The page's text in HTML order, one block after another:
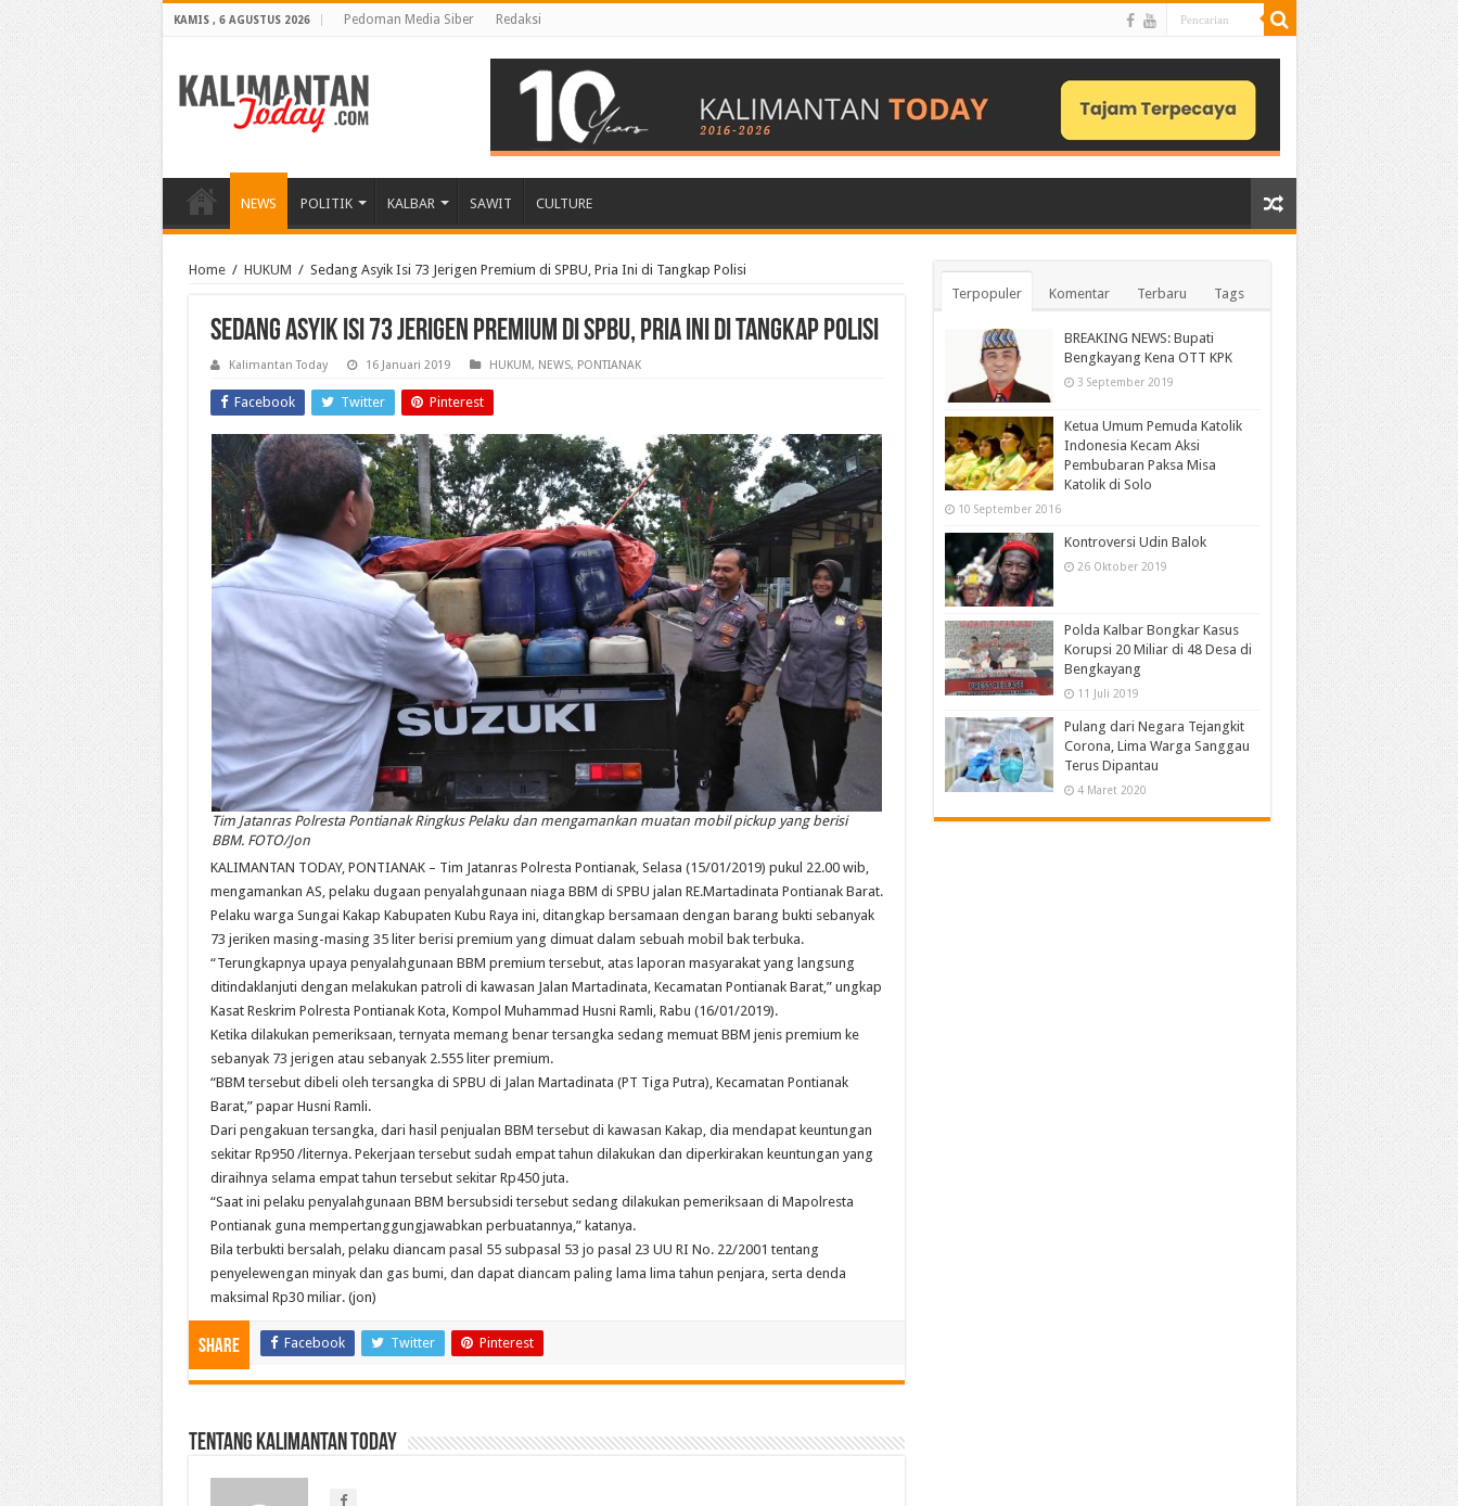
KAMIS , 6 AGUSTUS 2026 Pedoman Media Siber Redaksi
NEWS POLITIK KALBAR SAWIT CULTURE
Home / HUKUM / Sedang Asyik Isi 73 Jerigen Premium di SPBU, Pria Ini di Tangkap Polisi
Sedang Asyik Isi 73 Jerigen Premium di SPBU, Pria Ini di Tangkap Polisi
Kalimantan Today 16 Januari 2019 HUKUM, NEWS, PONTIANAK
Facebook Twitter Pinterest
Tim Jatanras Polresta Pontianak Ringkus Pelaku dan mengamankan muatan mobil pickup yang berisi
BBM. FOTO/Jon
KALIMANTAN TODAY, PONTIANAK – Tim Jatanras Polresta Pontianak, Selasa (15/01/2019) pukul 22.00 wib,
mengamankan AS, pelaku dugaan penyalahgunaan niaga BBM di SPBU jalan RE.Martadinata Pontianak Barat.
Pelaku warga Sungai Kakap Kabupaten Kubu Raya ini, ditangkap bersamaan dengan barang bukti sebanyak
73 jeriken masing-masing 35 liter berisi premium yang dimuat dalam sebuah mobil bak terbuka.
“Terungkapnya upaya penyalahgunaan BBM premium tersebut, atas laporan masyarakat yang langsung
ditindaklanjuti dengan melakukan patroli di kawasan Jalan Martadinata, Kecamatan Pontianak Barat,” ungkap
Kasat Reskrim Polresta Pontianak Kota, Kompol Muhammad Husni Ramli, Rabu (16/01/2019).
Ketika dilakukan pemeriksaan, ternyata memang benar tersangka sedang memuat BBM jenis premium ke
sebanyak 73 jerigen atau sebanyak 2.555 liter premium.
“BBM tersebut dibeli oleh tersangka di SPBU di Jalan Martadinata (PT Tiga Putra), Kecamatan Pontianak
Barat,” papar Husni Ramli.
Dari pengakuan tersangka, dari hasil penjualan BBM tersebut di kawasan Kakap, dia mendapat keuntungan
sekitar Rp950 /liternya. Pekerjaan tersebut sudah empat tahun dilakukan dan diperkirakan keuntungan yang
diraihnya selama empat tahun tersebut sekitar Rp450 juta.
“Saat ini pelaku penyalahgunaan BBM bersubsidi tersebut sedang dilakukan pemeriksaan di Mapolresta
Pontianak guna mempertanggungjawabkan perbuatannya,” katanya.
Bila terbukti bersalah, pelaku diancam pasal 55 subpasal 53 jo pasal 23 UU RI No. 22/2001 tentang
penyelewengan minyak dan gas bumi, dan dapat diancam paling lama lima tahun penjara, serta denda
maksimal Rp30 miliar. (jon)
Share Facebook Twitter Pinterest
Tentang Kalimantan Today
Terpopuler Komentar Terbaru Tags
BREAKING NEWS: Bupati
Bengkayang Kena OTT KPK
3 September 2019
Ketua Umum Pemuda Katolik
Indonesia Kecam Aksi
Pembubaran Paksa Misa
Katolik di Solo
10 September 2016
Kontroversi Udin Balok
26 Oktober 2019
Polda Kalbar Bongkar Kasus
Korupsi 20 Miliar di 48 Desa di
Bengkayang
11 Juli 2019
Pulang dari Negara Tejangkit
Corona, Lima Warga Sanggau
Terus Dipantau
4 Maret 2020